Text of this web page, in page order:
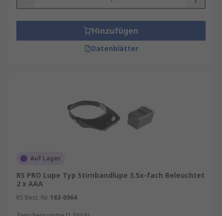
Hinzufügen
Datenblätter
Auf Lager
RS PRO Lupe Typ Stirnbandlupe 3.5x-fach Beleuchtet
2 x AAA
RS Best.-Nr. 183-0964